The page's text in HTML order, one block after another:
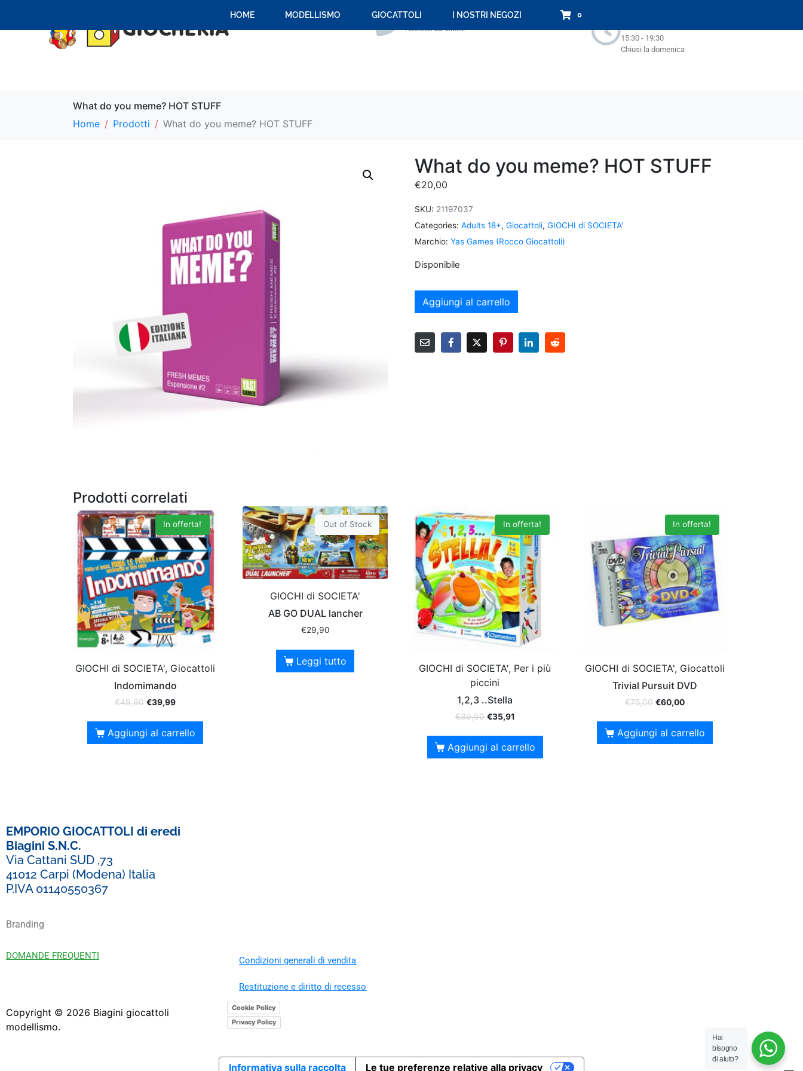
+39 059 694 092
Assistenza clienti
15:30 - 19:30
Chiusi la domenica
HOME MODELLISMO GIOCATTOLI I NOSTRI NEGOZI 0
What do you meme? HOT STUFF
Home
Prodotti What do you meme? HOT STUFF
What do you meme? HOT STUFF
€20,00
SKU: 21197037
Categories: Adults 18+, Giocattoli, GIOCHI di SOCIETA'
Marchio: Yas Games (Rocco Giocattoli)
Disponibile
Aggiungi al carrello
Prodotti correlati
In offerta!
GIOCHI di SOCIETA', Giocattoli
Indomimando
€49,90 €39,99
Aggiungi al carrello
Out of Stock
GIOCHI di SOCIETA'
AB GO DUAL lancher
€29,90
Leggi tutto
In offerta!
GIOCHI di SOCIETA', Per i più
piccini
1,2,3 ..Stella
€39,90 €35,91
Aggiungi al carrello
In offerta!
GIOCHI di SOCIETA', Giocattoli
Trivial Pursuit DVD
€75,00 €60,00
Aggiungi al carrello
EMPORIO GIOCATTOLI di eredi
Biagini S.N.C.
Via Cattani SUD ,73
41012 Carpi (Modena) Italia
P.IVA 01140550367
Branding
DOMANDE FREQUENTI Condizioni generali di vendita
Restituzione e diritto di recesso
Copyright © 2026 Biagini giocattoli
modellismo.
Cookie Policy
Privacy Policy
Hai
bisogno
di aiuto?
Informativa sulla raccolta Le tue preferenze relative alla privacy